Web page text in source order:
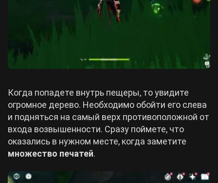
Когда попадете внутрь пещеры, то увидите
огромное дерево. Необходимо обойти его слева
и подняться на самый верх противоположной от
входа возвышенности. Сразу поймете, что
оказались в нужном месте, когда заметите
множество печатей.